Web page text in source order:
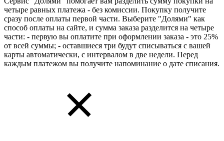
четыре равных платежа - без комиссии. Покупку получите
сразу после оплаты первой части. Выберите "Долями" как
способ оплаты на сайте, и сумма заказа разделится на четыре
части: - первую вы оплатите при оформлении заказа - это 25%
от всей суммы; - оставшиеся три будут списываться с вашей
карты автоматически, с интервалом в две недели. Перед
каждым платежом вы получите напоминание о дате списания.